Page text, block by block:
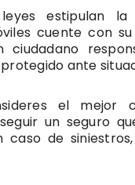
leyes estipulan
cuente con
ante
el mejor
un seguro
caso de